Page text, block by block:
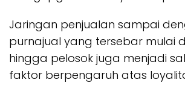
Jaringan penjualan sampai
purnajual yang tersebar mulai
hingga pelosok juga menjadi
faktor berpengaruh atas